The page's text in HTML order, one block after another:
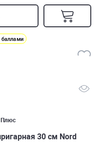
баллами
Плюс
30 см Nord